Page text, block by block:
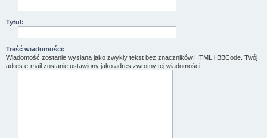
Tytuł:
Treść wiadomości:
Wiadomość zostanie wysłana jako zwykły tekst bez znaczników HTML i BBCode. Twój
adres e-mail zostanie ustawiony jako adres zwrotny tej wiadomości.